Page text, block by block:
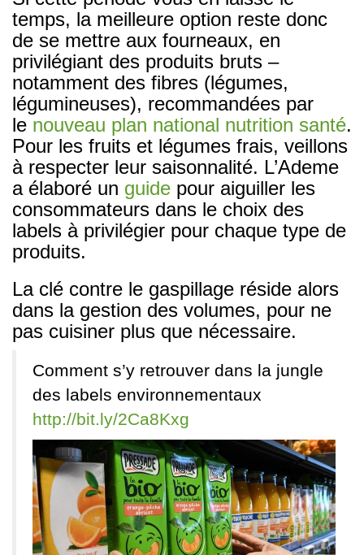
temps, la meilleure option reste donc
de se mettre aux fourneaux, en
privilégiant des produits bruts –
notamment des fibres (légumes,
légumineuses), recommandées par
le nouveau plan national nutrition santé.
Pour les fruits et légumes frais, veillons
à respecter leur saisonnalité. L’Ademe
a élaboré un guide pour aiguiller les
consommateurs dans le choix des
labels à privilégier pour chaque type de
produits.
La clé contre le gaspillage réside alors
dans la gestion des volumes, pour ne
pas cuisiner plus que nécessaire.
Comment s’y retrouver dans la jungle
des labels environnementaux
http://bit.ly/2Ca8Kxg